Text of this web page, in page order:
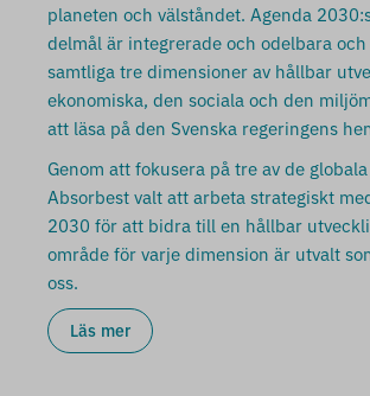
planeten och välståndet. Agenda
delmål är integrerade och odelbara
samtliga tre dimensioner av hållbar
ekonomiska, den sociala och den
att läsa på den Svenska regeringens
Genom att fokusera på tre av de
Absorbest valt att arbeta strategiskt
2030 för att bidra till en hållbar
område för varje dimension är utvalt
oss.
Läs mer